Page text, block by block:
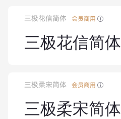
三极花信简体 会员商用
三极花信简体
三极柔宋简体 会员商用
三极柔宋简体